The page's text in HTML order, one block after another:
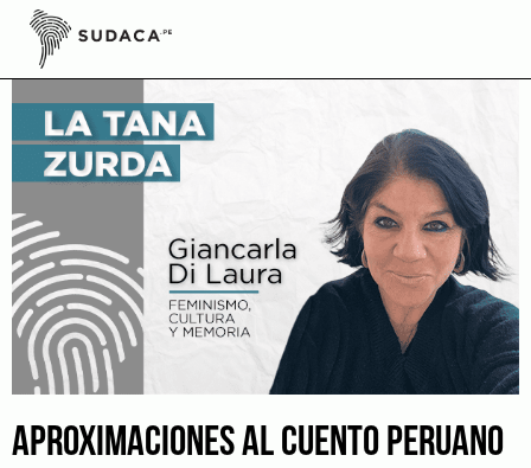
Skip
content
APROXIMACIONES AL CUENTO PERUANO